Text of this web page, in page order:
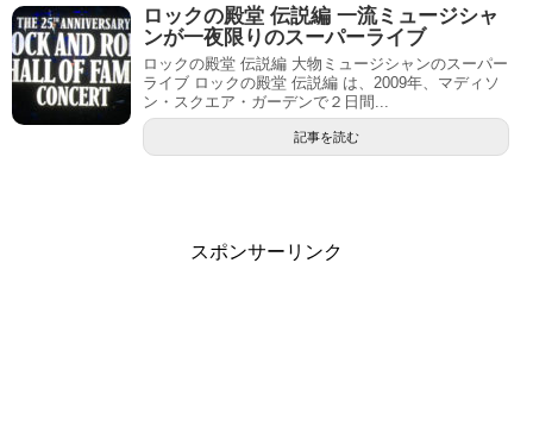
ロックの殿堂 伝説編 一流ミュージシャ
ンが一夜限りのスーパーライブ
ロックの殿堂 伝説編 大物ミュージシャンのスーパー
ライブ ロックの殿堂 伝説編 は、2009年、マディソ
ン・スクエア・ガーデンで２日間...
記事を読む
スポンサーリンク